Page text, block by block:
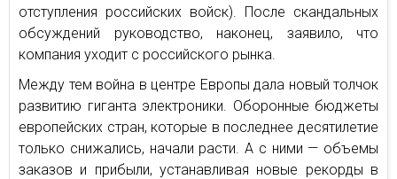
отступления российских войск). После скандальных
обсуждений руководство, наконец, заявило, что
компания уходит с российского рынка.
Между тем война в центре Европы дала новый толчок
развитию гиганта электроники. Оборонные бюджеты
европейских стран, которые в последнее десятилетие
только снижались, начали расти. А с ними — объемы
заказов и прибыли, устанавливая новые рекорды в